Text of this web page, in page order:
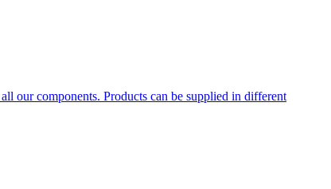
our components. Products can be supplied in different